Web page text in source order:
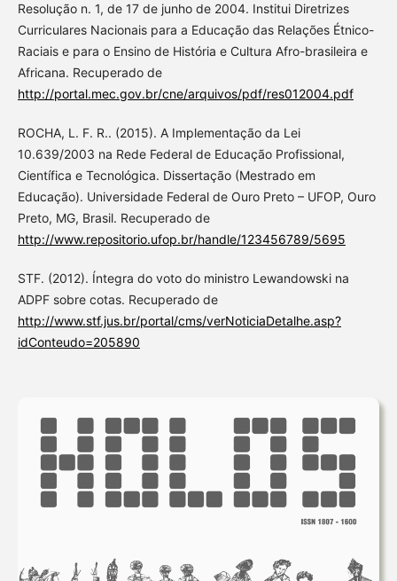
Resolução n. 1, de 17 de junho de 2004. Institui Diretrizes
Curriculares Nacionais para a Educação das Relações Étnico-
Raciais e para o Ensino de História e Cultura Afro-brasileira e
Africana. Recuperado de
http://portal.mec.gov.br/cne/arquivos/pdf/res012004.pdf
ROCHA, L. F. R.. (2015). A Implementação da Lei
10.639/2003 na Rede Federal de Educação Profissional,
Científica e Tecnológica. Dissertação (Mestrado em
Educação). Universidade Federal de Ouro Preto – UFOP, Ouro
Preto, MG, Brasil. Recuperado de
http://www.repositorio.ufop.br/handle/123456789/5695
STF. (2012). Íntegra do voto do ministro Lewandowski na
ADPF sobre cotas. Recuperado de
http://www.stf.jus.br/portal/cms/verNoticiaDetalhe.asp?
idConteudo=205890